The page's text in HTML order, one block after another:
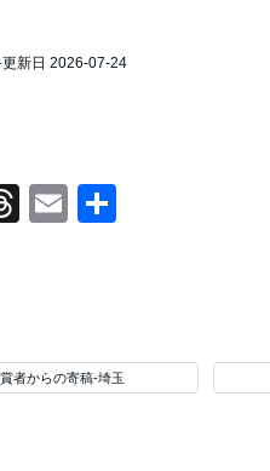
新日 2026-07-24
Threads
Email
者からの寄稿-埼玉